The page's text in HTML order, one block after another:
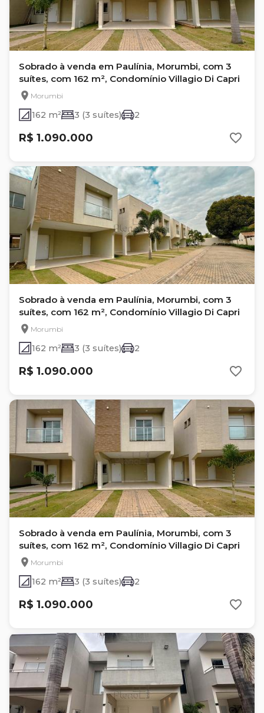
Sobrado à venda em Paulínia, Morumbi, com 3
suítes, com 162 m², Condomínio Villagio Di Capri
Morumbi
162 m² 3 (3 suítes) 2
R$ 1.090.000
Sobrado à venda em Paulínia, Morumbi, com 3
suítes, com 162 m², Condomínio Villagio Di Capri
Morumbi
162 m² 3 (3 suítes) 2
R$ 1.090.000
Sobrado à venda em Paulínia, Morumbi, com 3
suítes, com 162 m², Condomínio Villagio Di Capri
Morumbi
162 m² 3 (3 suítes) 2
R$ 1.090.000